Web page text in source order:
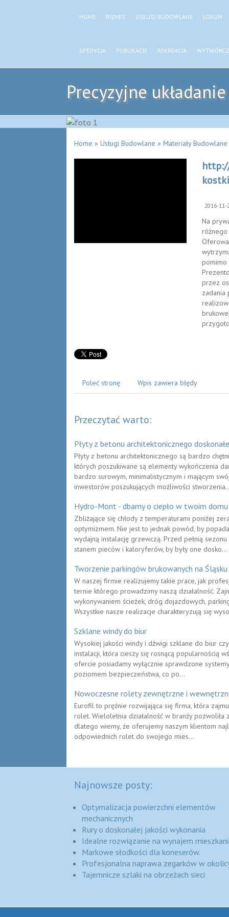
HOME BIZNES USŁUGI BUDOWLANE LOKUM
SPEDYCJA PUBLIKACJE REKREACJA
Precyzyjne
Home » Usługi Budowlane » Materiały Budowlane
2016-11-
Na
różnego
pomimo
przez
zadania
Poleć stronę Wpis zawiera błędy
Przeczytać warto:
Płyty z betonu architektonicznego
Płyty z betonu architektonicznego są bardzo
których poszukiwane są elementy wykończenia
bardzo surowym, minimalistycznym i mającym
inwestorów poszukujących możliwości
Hydro-Mont - dbamy o ciepło w twoim domu
Zbliżające się chłody z temperaturami poniżej
optymizmem. Nie jest to jednak powód, by
wydajną instalację grzewczą. Przed pełnią
stanem pieców i kaloryferów, by były one dosko...
Tworzenie parkingów brukowanych na Śląsku
W naszej firmie realizujemy takie prace, jak
ternie którego prowadzimy naszą działalność.
wykonywaniem ścieżek, dróg dojazdowych,
Wszystkie nasze realizacje charakteryzują się
Szklane windy do biur
Wysokiej jakości windy i dźwigi szklane do biur
instalacji, która cieszy się rosnącą popularnością
ofercie posiadamy wyłącznie sprawdzone
poziomem bezpieczeństwa, co po...
Nowoczesne rolety zewnętrzne i
Eurofil to prężnie rozwijająca się firma, która
rolet. Wieloletnia działalność w branży
dlatego wiemy, że oferujemy naszym klientom
odpowiednich rolet do swojego mies...
Najnowsze posty:
Optymalizacja powierzchni elementów
mechanicznych
Rury o doskonałej jakości wykonania
Idealne rozwiązanie na wynajem
Markowe słodkości dla koneserów.
Profesjonalna naprawa zegarków w
Tajemnicze szlaki na obrzeżach sieci